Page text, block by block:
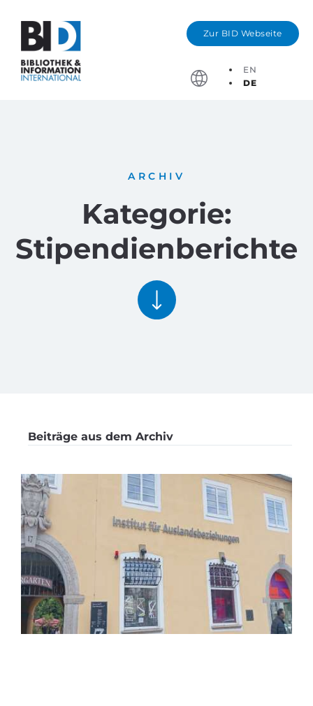
Zur BID Webseite
EN
DE
ARCHIV
Kategorie:
Stipendienberichte
Beiträge aus dem Archiv